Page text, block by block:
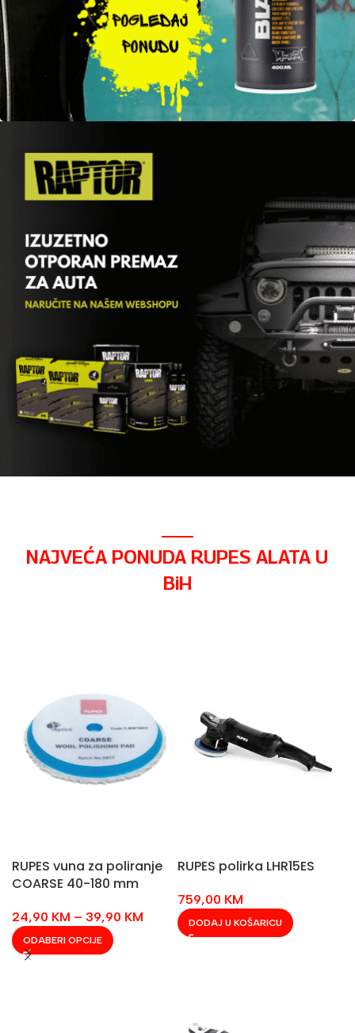
NAJVEĆA PONUDA RUPES ALATA U
BiH
RUPES vuna za poliranje
COARSE 40-180 mm
24,90 KM – 39,90 KM
ODABERI OPCIJE
RUPES polirka LHR15ES
759,00 KM
DODAJ U KOŠARICU